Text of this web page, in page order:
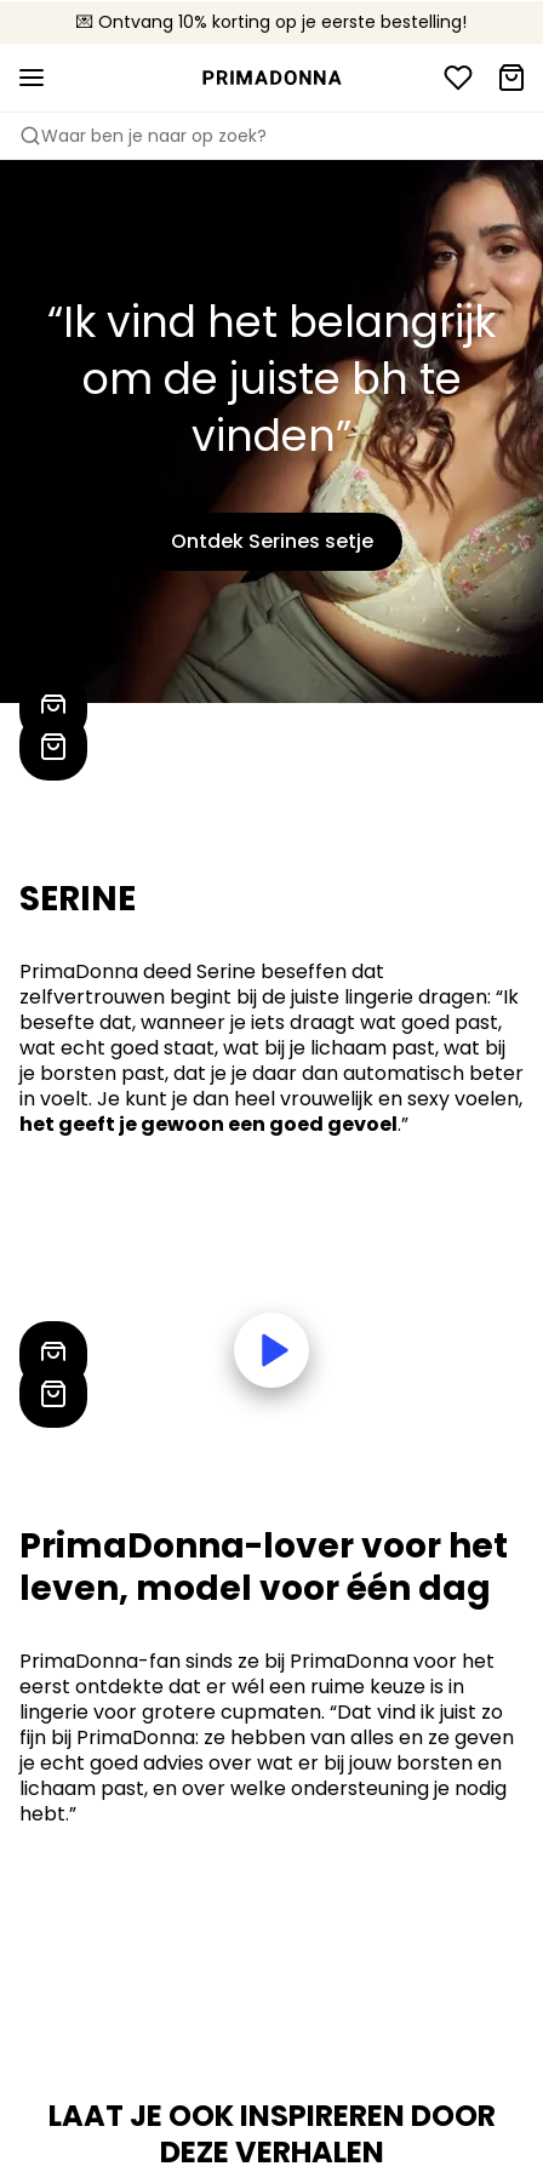
💌 Ontvang 10% korting op je eerste bestelling!
🚚 Gratis bezorging boven €90
📦 Gratis retourneren
Waar ben je naar op zoek?
“Ik vind het belangrijk
om de juiste bh te
vinden”
Ontdek Serines setje
SERINE
PrimaDonna deed Serine beseffen dat
zelfvertrouwen begint bij de juiste lingerie dragen: “Ik
besefte dat, wanneer je iets draagt wat goed past,
wat echt goed staat, wat bij je lichaam past, wat bij
je borsten past, dat je je daar dan automatisch beter
in voelt. Je kunt je dan heel vrouwelijk en sexy voelen,
het geeft je gewoon een goed gevoel.”
PrimaDonna-lover voor het
leven, model voor één dag
PrimaDonna-fan sinds ze bij PrimaDonna voor het
eerst ontdekte dat er wél een ruime keuze is in
lingerie voor grotere cupmaten. “Dat vind ik juist zo
fijn bij PrimaDonna: ze hebben van alles en ze geven
je echt goed advies over wat er bij jouw borsten en
lichaam past, en over welke ondersteuning je nodig
hebt.”
LAAT JE OOK INSPIREREN DOOR
DEZE VERHALEN